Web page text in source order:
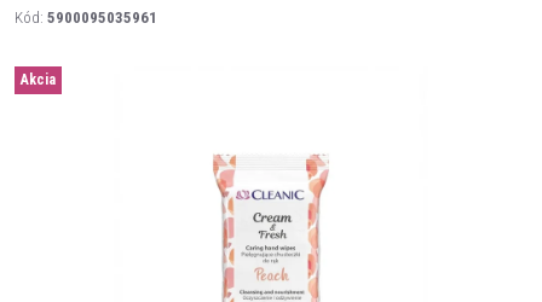
Kód: 5900095035961
Akcia